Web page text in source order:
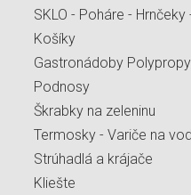
SKLO - Poháre -
Košíky
Gastronádoby
Podnosy
Škrabky na zeleninu
Termosky - Variče na
Strúhadlá a krájače
Kliešte